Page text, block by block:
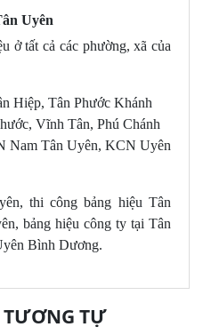
Uyên
ở tất cả các phường, xã của
Hiệp, Tân Phước Khánh
Vĩnh Tân, Phú Chánh
Nam Tân Uyên, KCN Uyên
thi công bảng hiệu Tân
bảng hiệu công ty tại Tân
Bình Dương.
TƯƠNG TỰ